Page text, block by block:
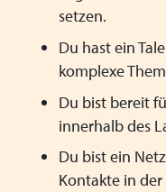
setzen.
Du hast ein
komplexe
Du bist bereit
innerhalb des
Du bist ein
Kontakte in